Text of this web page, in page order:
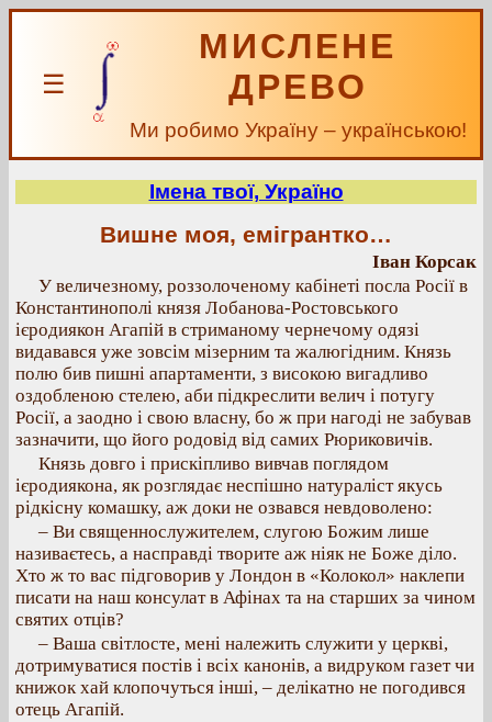
☰
МИСЛЕНЕ
ДРЕВО
Ми робимо Україну – українською!
Імена твої, Україно
Вишне моя, емігрантко…
Іван Корсак
У величезному, роззолоченому кабінеті посла Росії в
Константинополі князя Лобанова-Ростовського
ієродиякон Агапій в стриманому чернечому одязі
видавався уже зовсім мізерним та жалюгідним. Князь
полю бив пишні апартаменти, з високою вигадливо
оздобленою стелею, аби підкреслити велич і потугу
Росії, а заодно і свою власну, бо ж при нагоді не забував
зазначити, що його родовід від самих Рюриковичів.
Князь довго і прискіпливо вивчав поглядом
ієродиякона, як розглядає неспішно натураліст якусь
рідкісну комашку, аж доки не озвався невдоволено:
– Ви священнослужителем, слугою Божим лише
називаєтесь, а насправді творите аж ніяк не Боже діло.
Хто ж то вас підговорив у Лондон в «Колокол» наклепи
писати на наш консулат в Афінах та на старших за чином
святих отців?
– Ваша світлосте, мені належить служити у церкві,
дотримуватися постів і всіх канонів, а видруком газет чи
книжок хай клопочуться інші, – делікатно не погодився
отець Агапій.